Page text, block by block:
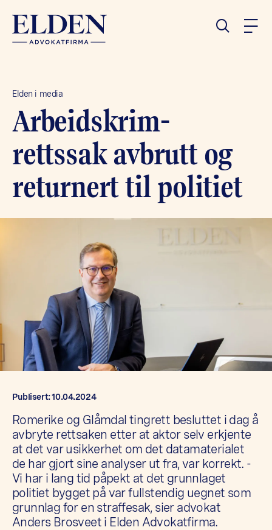
Elden i media
Arbeidskrim-
rettssak avbrutt og
returnert til politiet
Publisert: 10.04.2024
Romerike og Glåmdal tingrett besluttet i dag å
avbryte rettsaken etter at aktor selv erkjente
at det var usikkerhet om det datamaterialet
de har gjort sine analyser ut fra, var korrekt. -
Vi har i lang tid påpekt at det grunnlaget
politiet bygget på var fullstendig uegnet som
grunnlag for en straffesak, sier advokat
Anders Brosveet i Elden Advokatfirma.